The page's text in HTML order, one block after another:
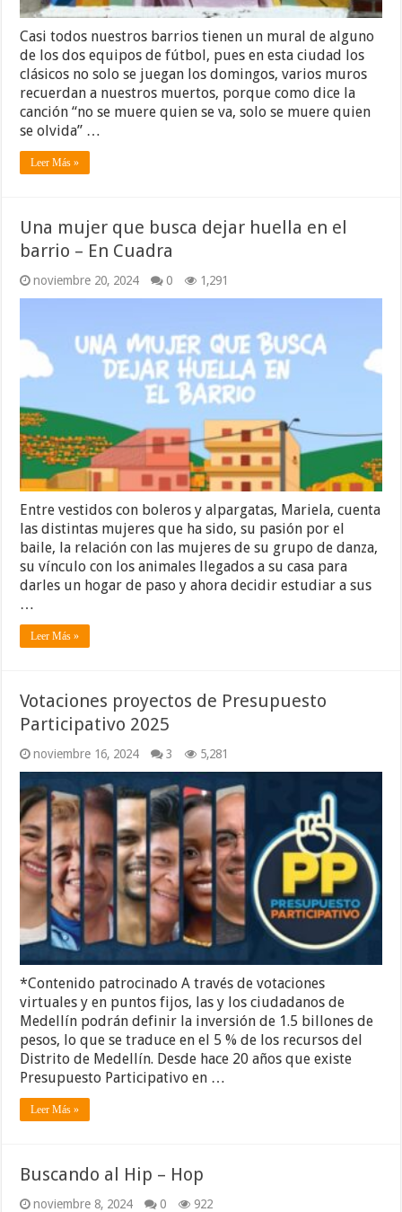
Casi todos nuestros barrios tienen un mural de alguno
de los dos equipos de fútbol, pues en esta ciudad los
clásicos no solo se juegan los domingos, varios muros
recuerdan a nuestros muertos, porque como dice la
canción “no se muere quien se va, solo se muere quien
se olvida” …
Leer Más »
Una mujer que busca dejar huella en el
barrio – En Cuadra
noviembre 20, 2024 0 1,291
Entre vestidos con boleros y alpargatas, Mariela, cuenta
las distintas mujeres que ha sido, su pasión por el
baile, la relación con las mujeres de su grupo de danza,
su vínculo con los animales llegados a su casa para
darles un hogar de paso y ahora decidir estudiar a sus
…
Leer Más »
Votaciones proyectos de Presupuesto
Participativo 2025
noviembre 16, 2024 3 5,281
*Contenido patrocinado A través de votaciones
virtuales y en puntos fijos, las y los ciudadanos de
Medellín podrán definir la inversión de 1.5 billones de
pesos, lo que se traduce en el 5 % de los recursos del
Distrito de Medellín. Desde hace 20 años que existe
Presupuesto Participativo en …
Leer Más »
Buscando al Hip – Hop
noviembre 8, 2024 0 922